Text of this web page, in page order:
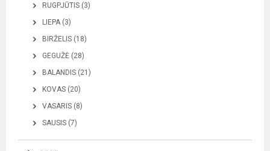
RUGPJŪTIS (3)
LIEPA (3)
BIRŽELIS (18)
GEGUŽĖ (28)
BALANDIS (21)
KOVAS (20)
VASARIS (8)
SAUSIS (7)